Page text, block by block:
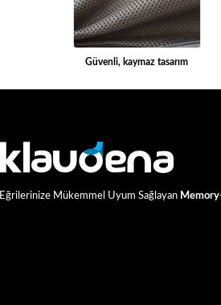
Güvenli, kaymaz tasarım
Eğrilerinize Mükemmel Uyum Sağlayan